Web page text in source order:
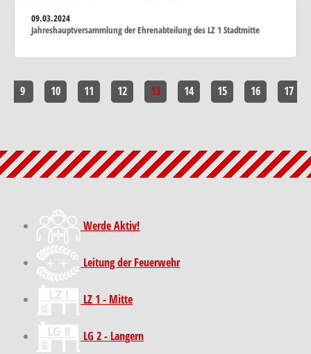
09.03.2024
Jahreshauptversammlung der Ehrenabteilung des LZ 1 Stadtmitte
9 10 11 12 13 14 15 16 17
Werde Aktiv!
Leitung der Feuerwehr
LZ 1 - Mitte
LG 2 - Langern